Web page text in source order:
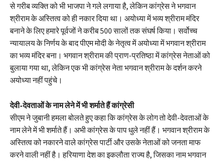
से गरीब व्यक्ति को भी भाजपा ने गले लगाया है, लेकिन कांग्रेस ने भगवान
श्रीराम के अस्तित्व को ही नकार दिया था। अयोध्या में भव्य श्रीराम मंदिर
बनाने के लिए हमारे पूर्वजों ने करीब 500 सालों तक संघर्ष किया। सर्वोच्च
न्यायालय के निर्णय के बाद पीएम मोदी के नेतृत्व में अयोध्या में भगवान श्रीराम
का भव्य मंदिर बना। भगवान श्रीराम की प्राण-प्रतिष्ठा में कांग्रेस नेताओं को
बुलाया गया था, लेकिन एक भी कांग्रेस नेता भगवान श्रीराम के दर्शन करने
अयोध्या नहीं पहुंचे।
देवी-देवताओं के नाम लेने में भी शर्माते हैं कांग्रेसी
सीएम ने जुबानी हमला बोलते हुए कहा कि कांग्रेस के लोग तो देवी-देवताओं के
नाम लेने में भी शर्माते हैं। अभी कांग्रेस के पाप धुले नहीं हैं। भगवान श्रीराम के
अस्तित्व को नकारने वाले कांग्रेस पार्टी और उसके नेताओं को जनता माफ
करने वाली नहीं है। हरियाणा देश का इकलौता राज्य है, जिसका नाम भगवान